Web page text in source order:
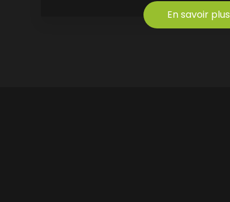
En savoir plus